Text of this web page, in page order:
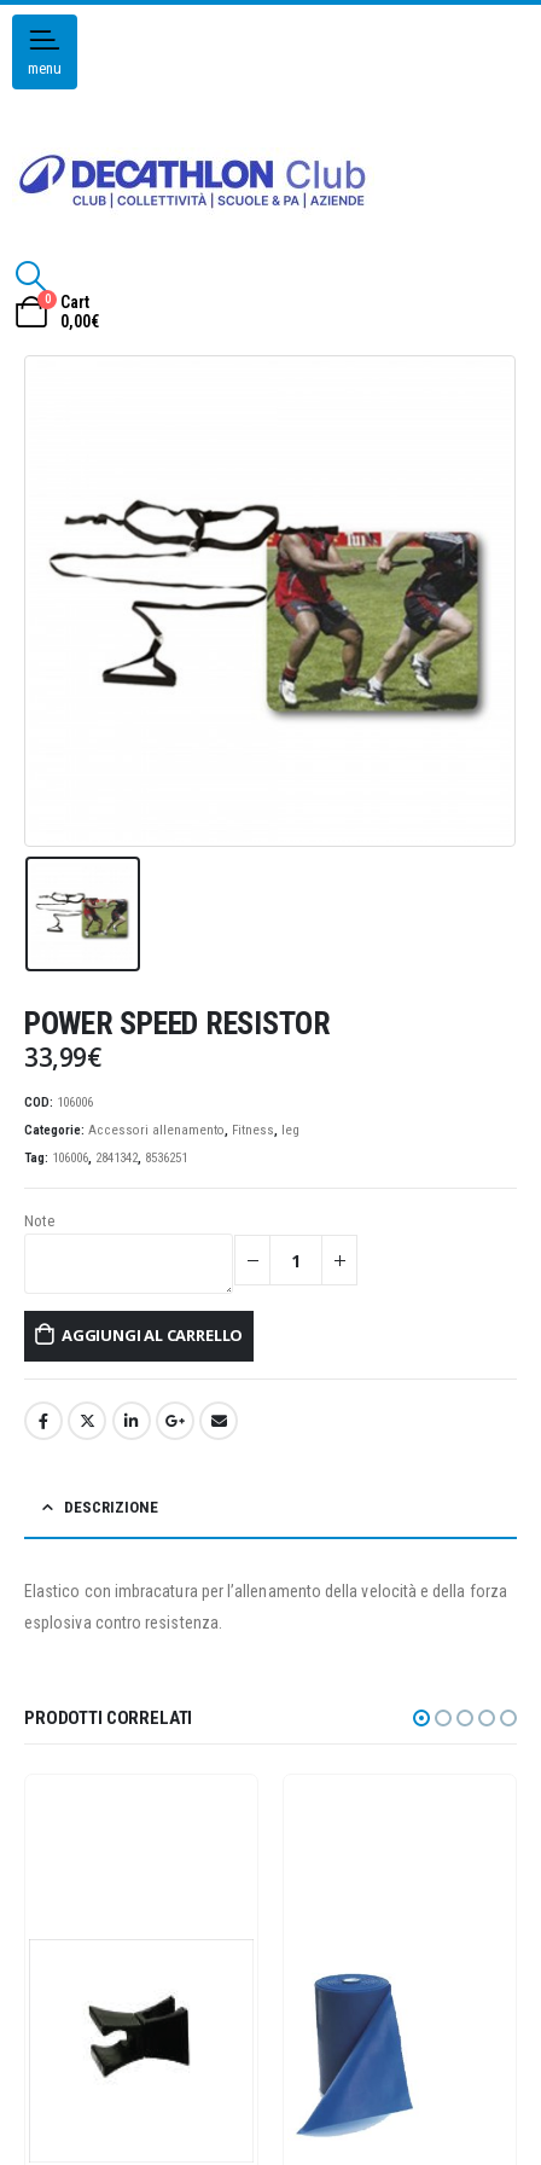
menu
0
Cart
0,00€
POWER SPEED RESISTOR
33,99€
COD: 106006
Categorie: Accessori allenamento, Fitness, leg
Tag: 106006, 2841342, 8536251
Note
AGGIUNGI AL CARRELLO
DESCRIZIONE
Elastico con imbracatura per l’allenamento della velocità e della forza
esplosiva contro resistenza.
PRODOTTI CORRELATI